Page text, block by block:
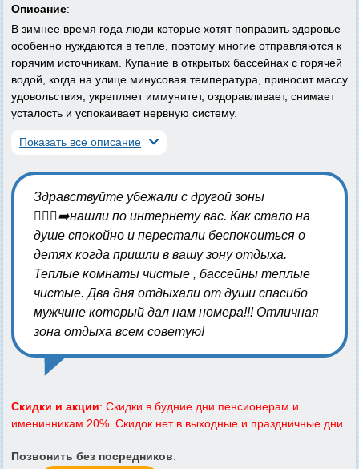
Описание:
В зимнее время года люди которые хотят поправить здоровье
особенно нуждаются в тепле, поэтому многие отправляются к
горячим источникам. Купание в открытых бассейнах с горячей
водой, когда на улице минусовая температура, приносит массу
удовольствия, укрепляет иммунитет, оздоравливает, снимает
усталость и успокаивает нервную систему.
Показать все описание
Здравствуйте убежали с другой зоны
🏃🏻‍♀️‍➡️нашли по интернету вас. Как стало на
душе спокойно и перестали беспокоиться о
детях когда пришли в вашу зону отдыха.
Теплые комнаты чистые , бассейны теплые
чистые. Два дня отдыхали от души спасибо
мужчине который дал нам номера!!! Отличная
зона отдыха всем советую!
Скидки и акции: Скидки в будние дни пенсионерам и
именинникам 20%. Скидок нет в выходные и праздничные дни.
Позвонить без посредников: